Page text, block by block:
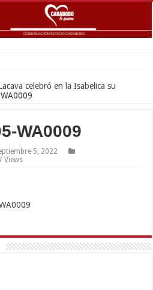
celebró en la Isabelica su
WA0009
5, 2022
Views